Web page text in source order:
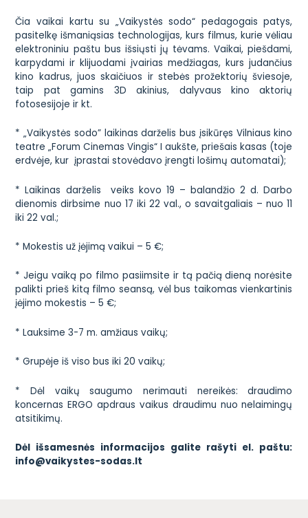
Čia vaikai kartu su „Vaikystės sodo“ pedagogais patys,
pasitelkę išmaniąsias technologijas, kurs filmus, kurie vėliau
elektroniniu paštu bus išsiųsti jų tėvams. Vaikai, piešdami,
karpydami ir klijuodami įvairias medžiagas, kurs judančius
kino kadrus, juos skaičiuos ir stebės prožektorių šviesoje,
taip pat gamins 3D akinius, dalyvaus kino aktorių
fotosesijoje ir kt.
* „Vaikystės sodo” laikinas darželis bus įsikūręs Vilniaus kino
teatre „Forum Cinemas Vingis“ I aukšte, priešais kasas (toje
erdvėje, kur įprastai stovėdavo įrengti lošimų automatai);
* Laikinas darželis veiks kovo 19 – balandžio 2 d. Darbo
dienomis dirbsime nuo 17 iki 22 val., o savaitgaliais – nuo 11
iki 22 val.;
* Mokestis už įėjimą vaikui – 5 €;
* Jeigu vaiką po filmo pasiimsite ir tą pačią dieną norėsite
palikti prieš kitą filmo seansą, vėl bus taikomas vienkartinis
įėjimo mokestis – 5 €;
* Lauksime 3-7 m. amžiaus vaikų;
* Grupėje iš viso bus iki 20 vaikų;
* Dėl vaikų saugumo nerimauti nereikės: draudimo
koncernas ERGO apdraus vaikus draudimu nuo nelaimingų
atsitikimų.
Dėl išsamesnės informacijos galite rašyti el. paštu:
info@vaikystes-sodas.lt